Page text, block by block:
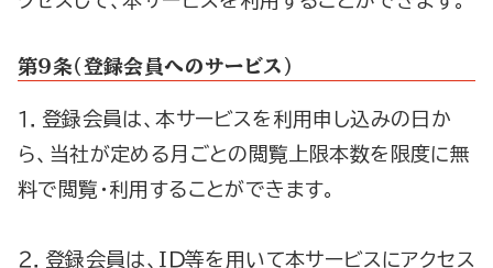
第９条（登録会員へのサービス）
１．登録会員は、本サービスを利用申し込みの日か
ら、当社が定める月ごとの閲覧上限本数を限度に無
料で閲覧・利用することができます。
２．登録会員は、ＩＤ等を用いて本サービスにアクセス